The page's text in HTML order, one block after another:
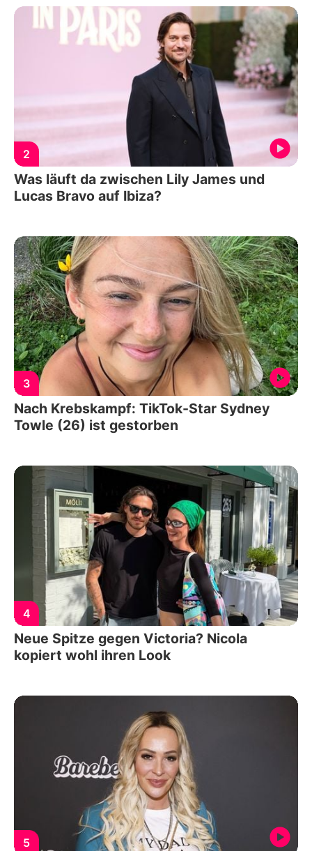
2
Was läuft da zwischen Lily James und
Lucas Bravo auf Ibiza?
3
Nach Krebskampf: TikTok-Star Sydney
Towle (26) ist gestorben
4
Neue Spitze gegen Victoria? Nicola
kopiert wohl ihren Look
5